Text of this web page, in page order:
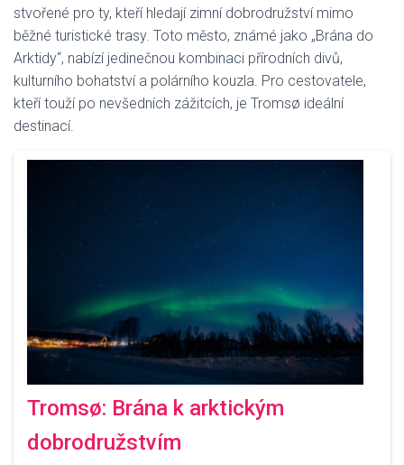
stvořené pro ty, kteří hledají zimní dobrodružství mimo
běžné turistické trasy. Toto město, známé jako „Brána do
Arktidy“, nabízí jedinečnou kombinaci přírodních divů,
kulturního bohatství a polárního kouzla. Pro cestovatele,
kteří touží po nevšedních zážitcích, je Tromsø ideální
destinací.
Tromsø: Brána k arktickým
dobrodružstvím